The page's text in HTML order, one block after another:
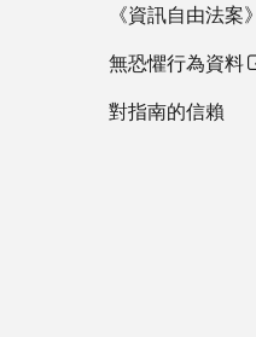
《資訊自由法案
無恐懼行為資料
對指南的信賴